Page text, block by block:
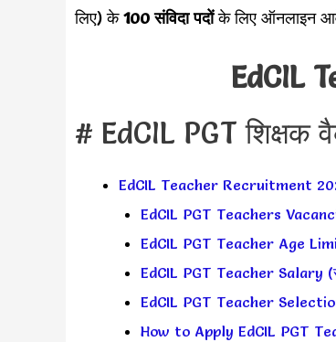
लिए) के100 संविदा पदोंके लिए ऑनलाइन
EdCIL
# EdCIL PGT शिक्षक
EdCIL Teacher Recruitment
EdCIL PGT Teachers
EdCIL PGT Teacher Age
EdCIL PGT Teacher Salary
EdCIL PGT Teacher
How to Apply EdCIL PGT